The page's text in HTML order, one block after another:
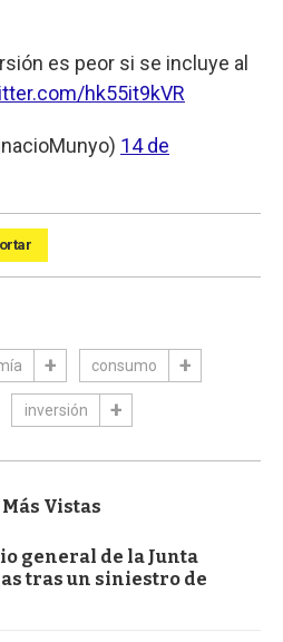
es peor si se incluye al
hk55it9kVR
14 de
consumo
inversión
Más Vistas
general de la Junta
tras un siniestro de